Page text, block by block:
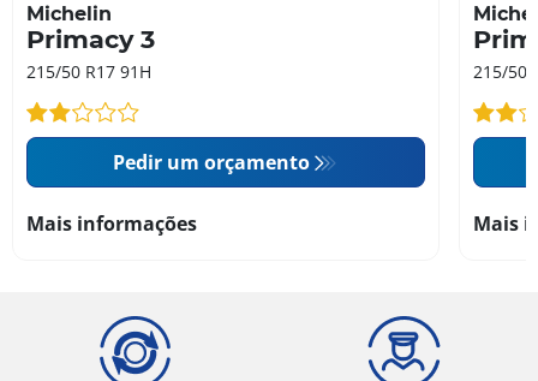
Michelin
Primacy 3
215/50 R17 91H
Pedir um orçamento
Mais informações
215/50
Mais